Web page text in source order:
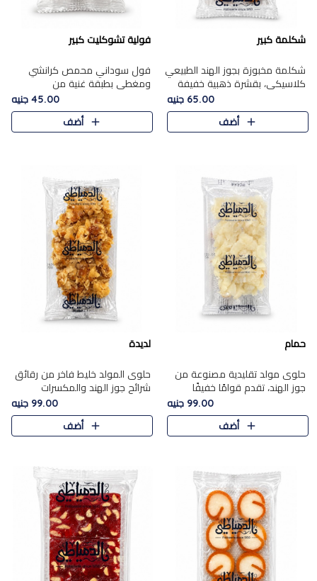
شكلمة كبير
شكلمة مخبوزة بجوز الهند الطبيعي
كلاسيكي، بقشرة ذهبية خفيفة
وقلب طري رطب يذوب في الفم،
تمنحك المذاق الشرقي الحلو الأصيل
التقليدي في كل لقمة.
65.00 جنيه
أضف
فولية تشوكليت كبير
فول سوداني محمص كرانشي
ومغطى بطبقة غنية من
الشوكولاتة، يجمع بين طعم
القرمشة الأصيلة الكلاسكيكية
التقليدية للفول السوداني وحلاوة
45.00 جنيه
أضف
حمام
حلوى مولد تقليدية مصنوعة من
جوز الهند، تقدم قوامًا خفيفًا
ونكهة شرقية أصيلة تجسد روح
الـموسم الأعياد.
99.00 جنيه
أضف
لديدة
حلوى المولد خليط فاخر من رقائق
شرائح جوز الهند والمكسرات
المحمصة، متماسك بشراب حلاوة
الكراميل الخفيفة ليمنحك قرمشة
غنية ومذاقًا شرقيًا أصيلً..
99.00 جنيه
أضف